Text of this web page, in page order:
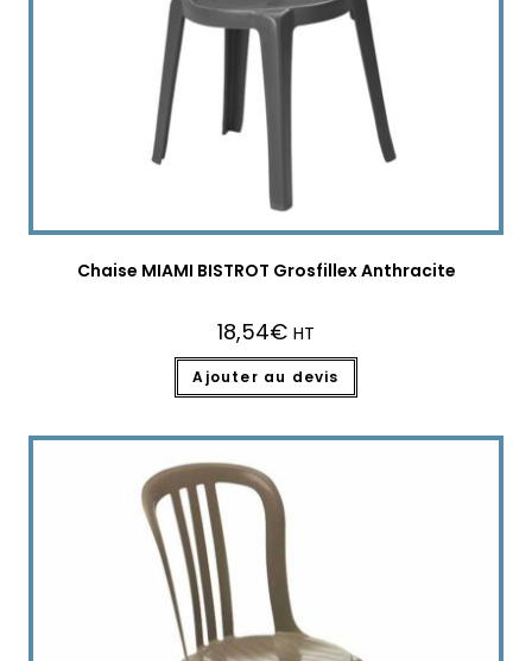
Chaise MIAMI BISTROT Grosfillex Anthracite
18,54€ HT
Ajouter au devis